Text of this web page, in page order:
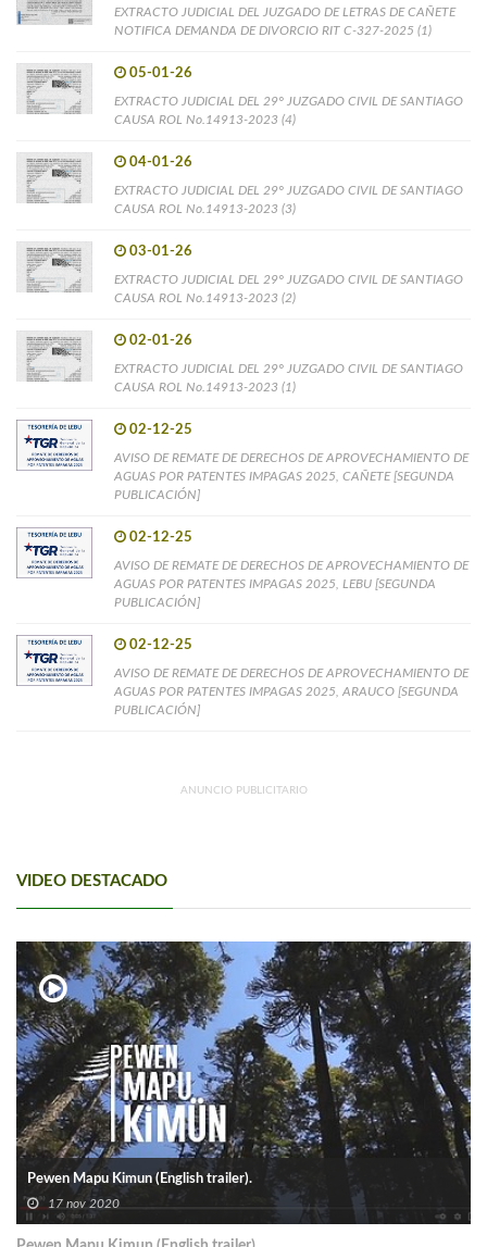
EXTRACTO JUDICIAL DEL JUZGADO DE LETRAS DE CAÑETE
NOTIFICA DEMANDA DE DIVORCIO RIT C-327-2025 (1)
05-01-26
EXTRACTO JUDICIAL DEL 29° JUZGADO CIVIL DE SANTIAGO
CAUSA ROL No.14913-2023 (4)
04-01-26
EXTRACTO JUDICIAL DEL 29° JUZGADO CIVIL DE SANTIAGO
CAUSA ROL No.14913-2023 (3)
03-01-26
EXTRACTO JUDICIAL DEL 29° JUZGADO CIVIL DE SANTIAGO
CAUSA ROL No.14913-2023 (2)
02-01-26
EXTRACTO JUDICIAL DEL 29° JUZGADO CIVIL DE SANTIAGO
CAUSA ROL No.14913-2023 (1)
02-12-25
AVISO DE REMATE DE DERECHOS DE APROVECHAMIENTO DE
AGUAS POR PATENTES IMPAGAS 2025, CAÑETE [SEGUNDA
PUBLICACIÓN]
02-12-25
AVISO DE REMATE DE DERECHOS DE APROVECHAMIENTO DE
AGUAS POR PATENTES IMPAGAS 2025, LEBU [SEGUNDA
PUBLICACIÓN]
02-12-25
AVISO DE REMATE DE DERECHOS DE APROVECHAMIENTO DE
AGUAS POR PATENTES IMPAGAS 2025, ARAUCO [SEGUNDA
PUBLICACIÓN]
ANUNCIO PUBLICITARIO
VIDEO DESTACADO
Pewen Mapu Kimun (English trailer).
17 nov 2020